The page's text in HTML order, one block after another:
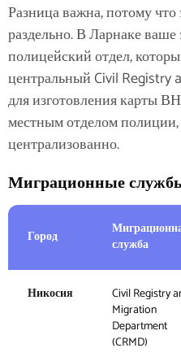
Разница важна, потому
раздельно. В Ларнаке ваше
полицейский отдел,
центральный Civil
для изготовления карты
местным отделом
централизованно.
Миграционные
Город
служба
Никосия
Civil Registry
Migration
Department
(CRMD)